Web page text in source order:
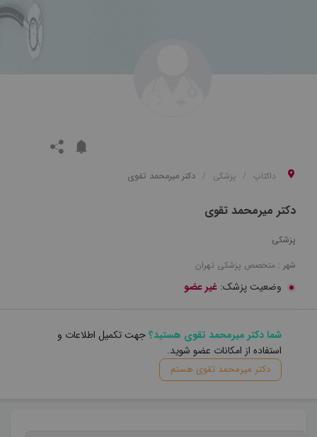
داکتاپ پزشکی دکتر میرمحمد تقوی
دکتر میرمحمد تقوی
پزشکی
شهر : متخصص پزشکی تهران
وضعیت پزشک: غیر عضو
شما دکتر میرمحمد تقوی هستید؟جهت تکمیل اطلاعات و
استفاده از امکانات عضو شوید.
دکتر میرمحمد تقوی هستم